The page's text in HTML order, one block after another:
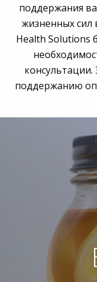
поддержания
жизненных сил
Health Solutions
поддержанию